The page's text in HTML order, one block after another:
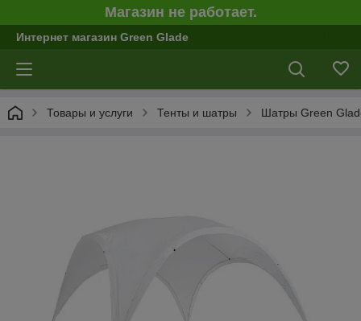
Магазин не работает.
Интернет магазин Green Glade
Товары и услуги Тенты и шатры Шатры Green